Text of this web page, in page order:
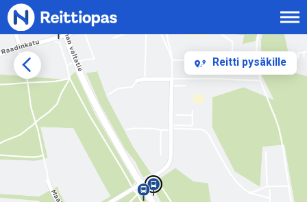
Siirry sisältöön
Reitti pysäkille